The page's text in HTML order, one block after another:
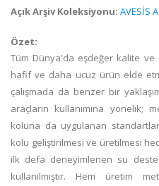
Açık Arşiv Koleksiyonu: AVESİS
Özet:
Tüm Dünya'da eşdeğer kalite ve
hafif ve daha ucuz ürün elde
çalışmada da benzer bir
araçların kullanımına yönelik;
koluna da uygulanan
kolu geliştirilmesi ve üretilmesi
ilk defa deneyimlenen su
kullanılmıştır. Hem üretim